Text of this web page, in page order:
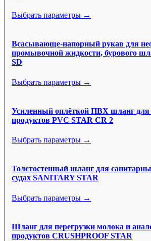
Выбрать параметры →
Всасывающе-напорный рукав для
промывочной жидкости, бурового
SD
Выбрать параметры →
Усиленный оплёткой ПВХ шланг
продуктов PVC STAR CR 2
Выбрать параметры →
Толстостенный шланг для
судах SANITARY STAR
Выбрать параметры →
Шланг для перегрузки молока и
продуктов CRUSHPROOF STAR